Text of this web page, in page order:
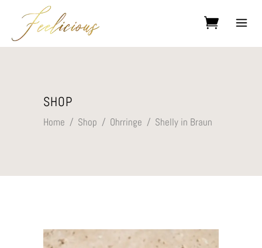
SHOP
Home / Shop / Ohrringe / Shelly in Braun